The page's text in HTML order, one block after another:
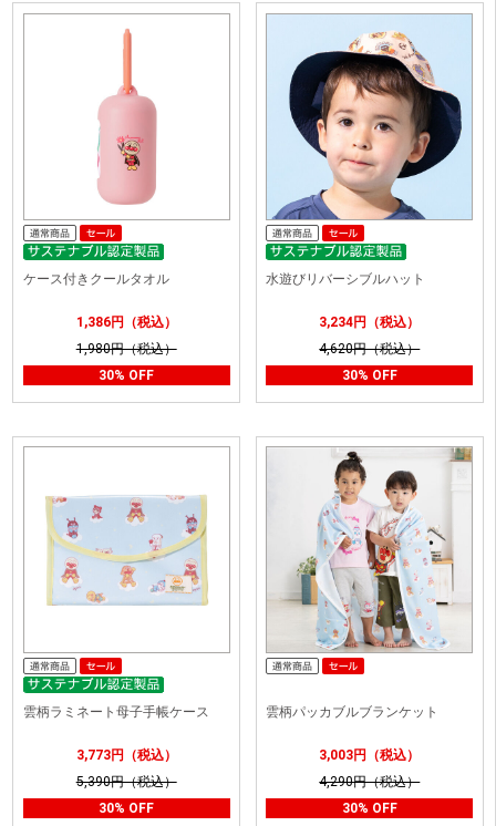
ケース付きクールタオル
1,386円（税込）
1,980円（税込）
30% OFF
水遊びリバーシブルハット
3,234円（税込）
4,620円（税込）
30% OFF
雲柄ラミネート母子手帳ケース
3,773円（税込）
5,390円（税込）
30% OFF
雲柄パッカブルブランケット
3,003円（税込）
4,290円（税込）
30% OFF